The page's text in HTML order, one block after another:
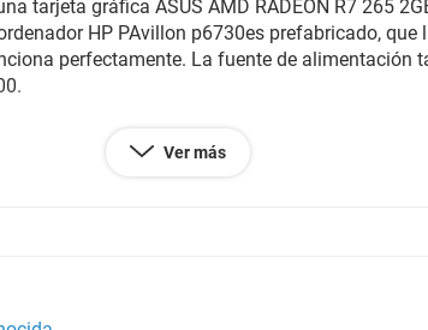
tarjeta gráfica ASUS AMD RADEON R7 265
HP PAvillon p6730es prefabricado, que
perfectamente. La fuente de alimentación
funcionan pero el monitor no se enciende.
problema? tal vez la placa base no es compatible?
Ver más